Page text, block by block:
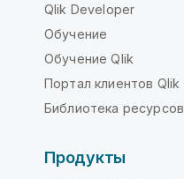
Qlik Developer
Обучение
Обучение Qlik
Портал клиентов Qlik
Библиотека ресурсов
Продукты